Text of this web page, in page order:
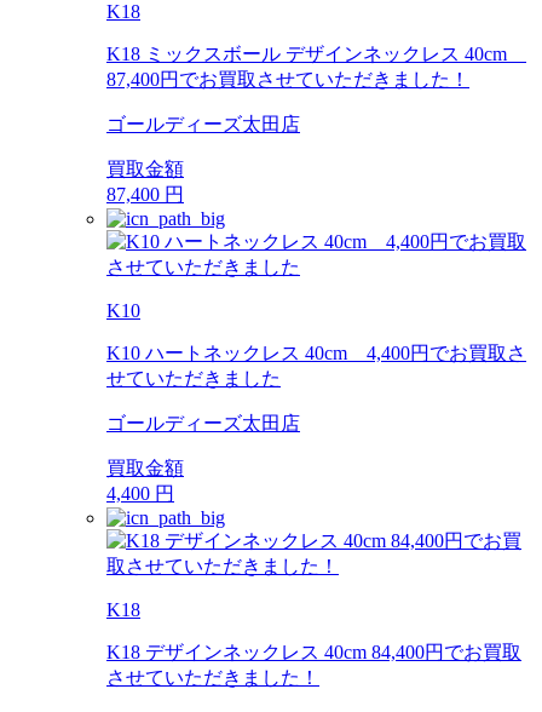
K18
K18 ミックスボール デザインネックレス 40cm
87,400円でお買取させていただきました！
ゴールディーズ太田店
買取金額
87,400 円
K10
K10 ハートネックレス 40cm 4,400円でお買取さ
せていただきました
ゴールディーズ太田店
買取金額
4,400 円
K18
K18 デザインネックレス 40cm 84,400円でお買取
させていただきました！